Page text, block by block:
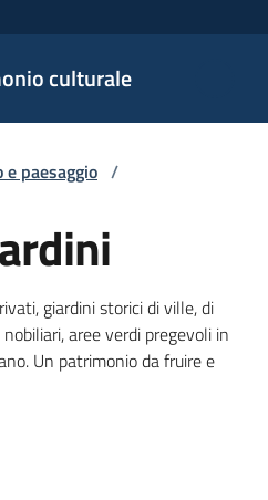
culturale
paesaggio /
giardini storici di ville, di
aree verdi pregevoli in
Un patrimonio da fruire e